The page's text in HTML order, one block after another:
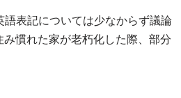
語表記については少なからず議論
慣れた家が老朽化した際、部分